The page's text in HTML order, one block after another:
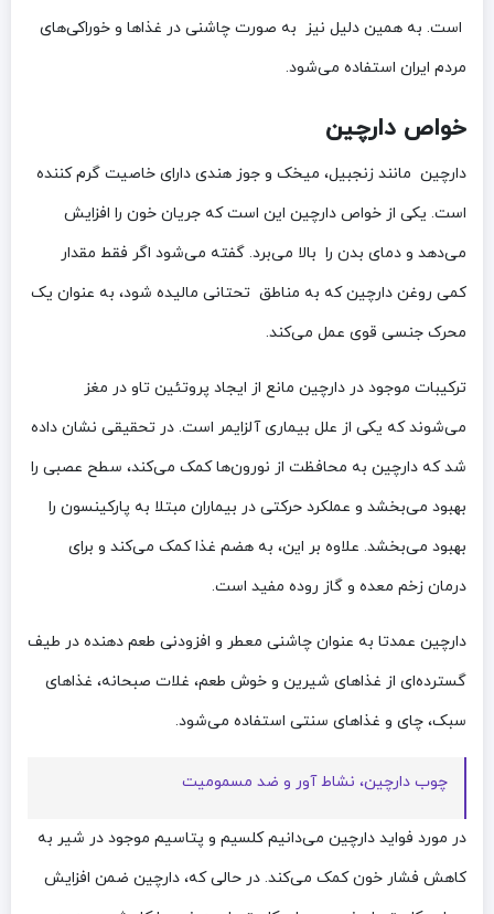
است. به همین دلیل نیز به صورت چاشنی در غذاها و خوراکی‌های
مردم ایران استفاده می‌شود.
خواص دارچین
دارچین مانند زنجبیل، میخک و جوز هندی دارای خاصیت گرم کننده
است. یکی از خواص دارچین این است که جریان خون را افزایش
می‌دهد و دمای بدن را بالا می‌برد. گفته می‌شود اگر فقط مقدار
کمی روغن دارچین که به مناطق تحتانی مالیده شود، به عنوان یک
محرک جنسی قوی عمل می‌کند.
ترکیبات موجود در دارچین مانع از ایجاد پروتئین تاو در مغز
می‌شوند که یکی از علل بیماری آلزایمر است. در تحقیقی نشان داده
شد که دارچین به محافظت از نورون‌ها کمک می‌کند، سطح عصبی را
بهبود می‌بخشد و عملکرد حرکتی در بیماران مبتلا به پارکینسون را
بهبود می‌بخشد. علاوه بر این، به هضم غذا کمک می‌کند و برای
درمان زخم معده و گاز روده مفید است.
دارچین عمدتا به عنوان چاشنی معطر و افزودنی طعم دهنده در طیف
گسترده‌ای از غذاهای شیرین و خوش طعم، غلات صبحانه، غذاهای
سبک، چای و غذاهای سنتی استفاده می‌شود.
چوب دارچین، نشاط آور و ضد مسمومیت
در مورد فواید دارچین می‌دانیم کلسیم و پتاسیم موجود در شیر به
کاهش فشار خون کمک می‌کند. در حالی که، دارچین ضمن افزایش